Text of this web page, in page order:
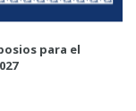
para el